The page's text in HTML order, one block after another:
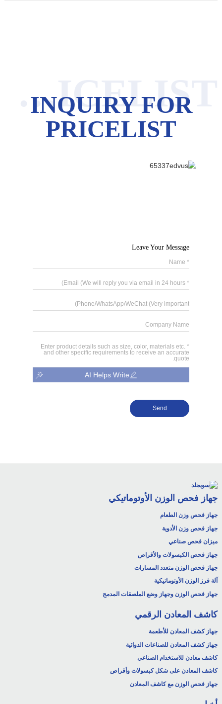
INQUIRY FOR
PRICELIST
INQUIRY FOR PRICELIST
Leave Your Message
AI Helps Write
Send
جهاز فحص الوزن الأوتوماتيكي
جهاز فحص وزن الطعام
جهاز فحص وزن الأدوية
ميزان فحص صناعي
جهاز فحص الكبسولات والأقراص
جهاز فحص الوزن متعدد المسارات
آلة فرز الوزن الأوتوماتيكية
جهاز فحص الوزن وجهاز وضع الملصقات المدمج
كاشف المعادن الرقمي
جهاز كشف المعادن للأطعمة
جهاز كشف المعادن للصناعات الدوائية
كاشف معادن للاستخدام الصناعي
كاشف المعادن على شكل كبسولات وأقراص
جهاز فحص الوزن مع كاشف المعادن